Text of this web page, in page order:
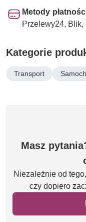
Metody
Przelewy24, Blik,
Kategorie
Transport
Masz
Niezależnie od
czy dopiero